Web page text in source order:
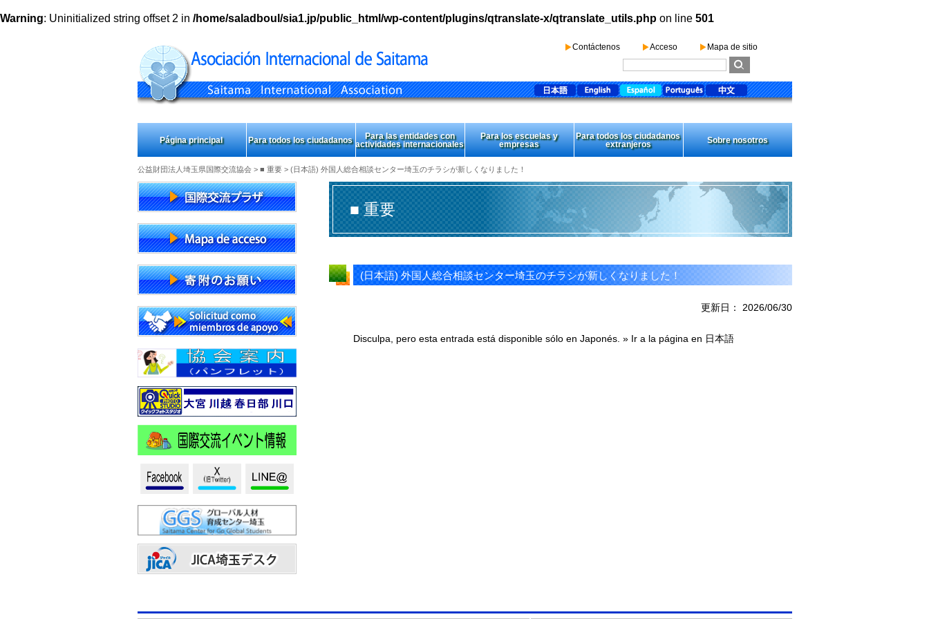
Warning: Uninitialized string offset 2 in /home/saladboul/sia1.jp/public_html/wp-content/plugins/qtranslate-x/qtranslate_utils.php on line 501
Mapa de sitio
Acceso
Contáctenos
Página principal Para todos los ciudadanos
Para las entidades con
actividades internacionales
Para los escuelas y
empresas
Para todos los ciudadanos
extranjeros
Sobre nosotros
公益財団法人埼玉県国際交流協会> ■ 重要> (日本語) 外国人総合相談センター埼玉のチラシが新しくなりました！
■ 重要
(日本語) 外国人総合相談センター埼玉のチラシが新しくなりました！
更新日： 2026/06/30
Disculpa, pero esta entrada está disponible sólo en Japonés. » Ir a la página en 日本語